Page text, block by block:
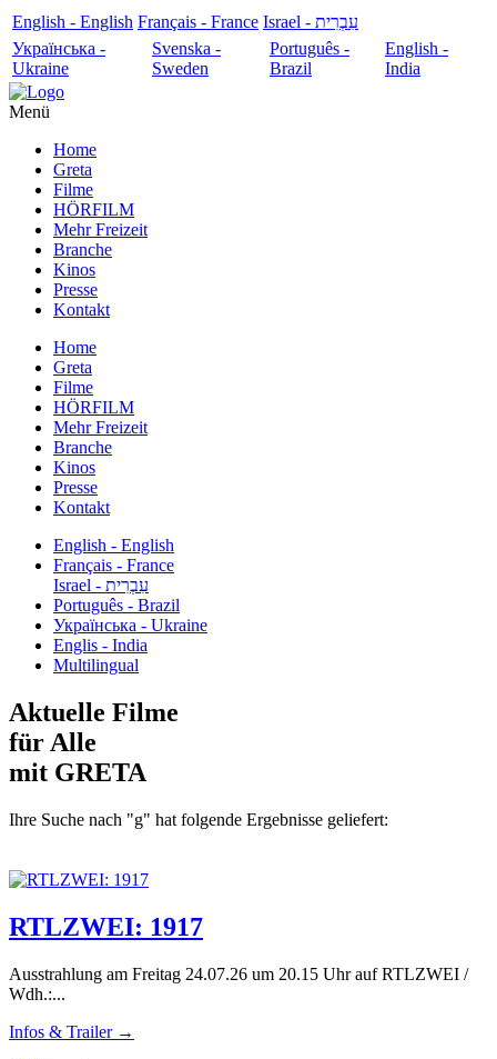
English - English Français - France
עִבְרִית - Israel
Українська -
Ukraine
Svenska -
Sweden
Português -
Brazil
English -
India
Menü
Home
Greta
Filme
HÖRFILM
Mehr Freizeit
Branche
Kinos
Presse
Kontakt
Home
Greta
Filme
HÖRFILM
Mehr Freizeit
Branche
Kinos
Presse
Kontakt
English - English
Français - France
עִבְרִית - Israel
Português - Brazil
Українська - Ukraine
Englis - India
Multilingual
Aktuelle Filme
für Alle
mit GRETA
Ihre Suche nach "g" hat folgende Ergebnisse geliefert:
RTLZWEI: 1917
Ausstrahlung am Freitag 24.07.26 um 20.15 Uhr auf RTLZWEI /
Wdh.:...
Infos & Trailer →